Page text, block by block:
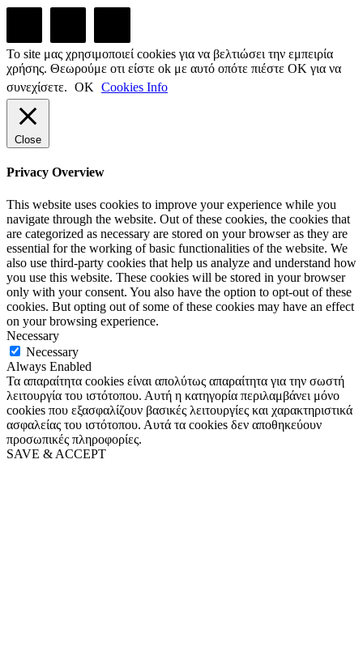
Το site μας χρησιμοποιεί cookies για να βελτιώσει την εμπειρία
χρήσης. Θεωρούμε οτι είστε ok με αυτό οπότε πιέστε ΟΚ για να
συνεχίσετε. ΟΚ Cookies Info
Close
Privacy Overview
This website uses cookies to improve your experience while you
navigate through the website. Out of these cookies, the cookies that
are categorized as necessary are stored on your browser as they are
essential for the working of basic functionalities of the website. We
also use third-party cookies that help us analyze and understand how
you use this website. These cookies will be stored in your browser
only with your consent. You also have the option to opt-out of these
cookies. But opting out of some of these cookies may have an effect
on your browsing experience.
Necessary
Necessary
Always Enabled
Τα απαραίτητα cookies είναι απολύτως απαραίτητα για την σωστή
λειτουργία του ιστότοπου. Αυτή η κατηγορία περιλαμβάνει μόνο
cookies που εξασφαλίζουν βασικές λειτουργίες και χαρακτηριστικά
ασφαλείας του ιστότοπου. Αυτά τα cookies δεν αποθηκεύουν
προσωπικές πληροφορίες.
SAVE & ACCEPT